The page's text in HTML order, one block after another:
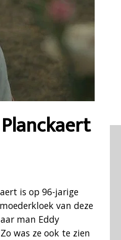
is op 96-jarige
van deze
man Eddy
was ze ook te zien